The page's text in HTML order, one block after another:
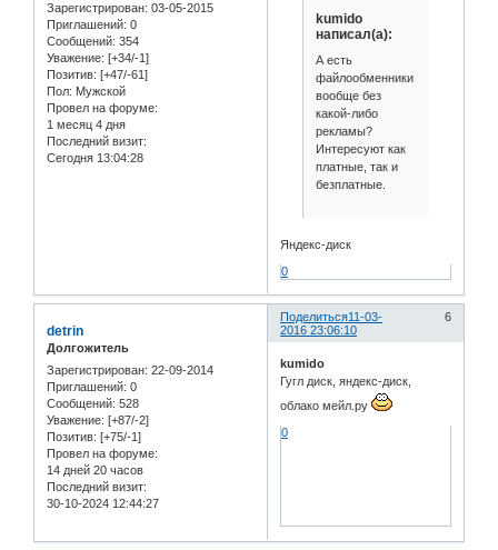
Зарегистрирован: 03-05-2015
Приглашений: 0
Сообщений: 354
Уважение: [+34/-1]
Позитив: [+47/-61]
Пол: Мужской
Провел на форуме:
1 месяц 4 дня
Последний визит:
Сегодня 13:04:28
kumido
написал(а):
А есть
файлообменники
вообще без
какой-либо
рекламы?
Интересуют как
платные, так и
безплатные.
Яндекс-диск
0
Поделиться 6
11-03-
2016 23:06:10
detrin
Долгожитель
Зарегистрирован: 22-09-2014
Приглашений: 0
Сообщений: 528
Уважение: [+87/-2]
Позитив: [+75/-1]
Провел на форуме:
14 дней 20 часов
Последний визит:
30-10-2024 12:44:27
kumido
Гугл диск, яндекс-диск,
облако мейл.ру
0